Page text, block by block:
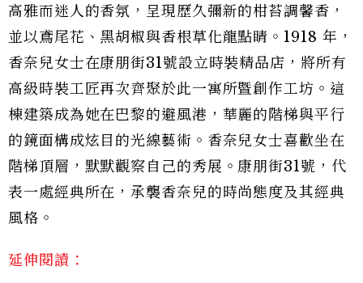
高雅而迷人的香氛，呈現歷久彌新的柑苔調馨香，
並以鳶尾花、黑胡椒與香根草化龍點睛。1918 年，
香奈兒女士在康朋街31號設立時裝精品店，將所有
高級時裝工匠再次齊聚於此一寓所暨創作工坊。這
棟建築成為她在巴黎的避風港，華麗的階梯與平行
的鏡面構成炫目的光線藝術。香奈兒女士喜歡坐在
階梯頂層，默默觀察自己的秀展。康朋街31號，代
表一處經典所在，承襲香奈兒的時尚態度及其經典
風格。
延伸閱讀：